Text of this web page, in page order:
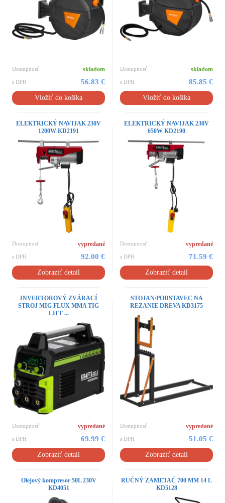
Dostupnosť skladom
s DPH 56.83 €
Vložiť do košíka
Dostupnosť skladom
s DPH 85.85 €
Vložiť do košíka
ELEKTRICKÝ NAVIJAK 230V
1200W KD2191
Dostupnosť vypredané
s DPH 92.00 €
Zobraziť detail
ELEKTRICKÝ NAVIJAK 230V
650W KD2190
Dostupnosť vypredané
s DPH 71.59 €
Zobraziť detail
INVERTOROVÝ ZVÁRACÍ
STROJ MIG FLUX MMA TIG
LIFT ...
Dostupnosť vypredané
s DPH 69.99 €
Zobraziť detail
STOJAN/PODSTAVEC NA
REZANIE DREVA KD3175
Dostupnosť vypredané
s DPH 51.05 €
Zobraziť detail
Olejový kompresor 50L 230V
KD4051
RUČNÝ ZAMETAČ 700 MM 14 L
KD5128